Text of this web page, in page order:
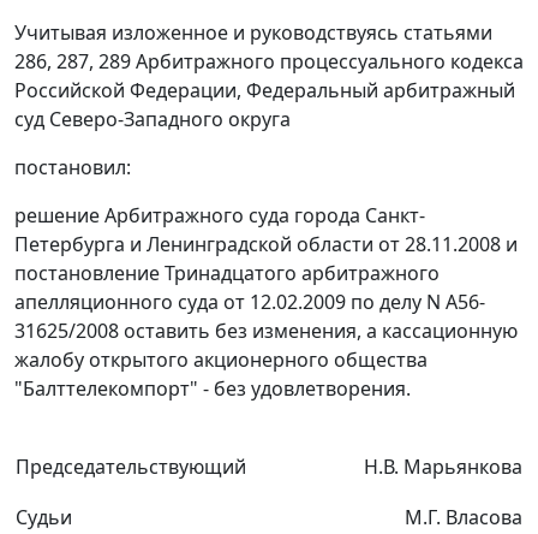
Учитывая изложенное и руководствуясь статьями
286, 287, 289Арбитражного процессуального кодекса
Российской Федерации, Федеральный арбитражный
суд Северо-Западного округа
постановил:
решение Арбитражного суда города Санкт-
Петербурга и Ленинградской области от 28.11.2008 и
постановлениеТринадцатого арбитражного
апелляционного суда от 12.02.2009 по делу N А56-
31625/2008 оставить без изменения, а кассационную
жалобу открытого акционерного общества
"Балттелекомпорт" - без удовлетворения.
Председательствующий
Н.В. Марьянкова
Судьи
М.Г. Власова